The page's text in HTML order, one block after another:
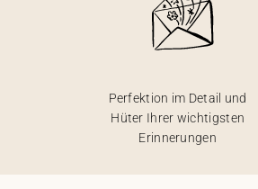
Perfektion im Detail und
Hüter Ihrer wichtigsten
Erinnerungen